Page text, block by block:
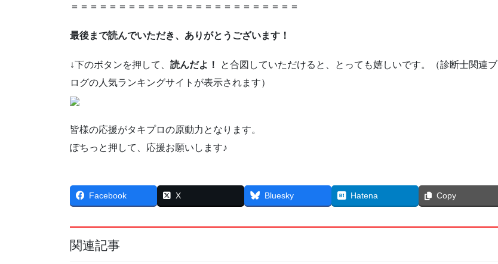
＝＝＝＝＝＝＝＝＝＝＝＝＝＝＝＝＝＝＝＝＝＝＝＝
最後まで読んでいただき、ありがとうございます！
↓下のボタンを押して、 読んだよ！
と合図していただけると、とっても嬉しいです。（診断士関連ブ
ログの人気ランキングサイトが表示されます）
皆様の応援がタキプロの原動力となります。
ぽちっと押して、応援お願いします♪
Facebook X Bluesky Hatena Copy
関連記事